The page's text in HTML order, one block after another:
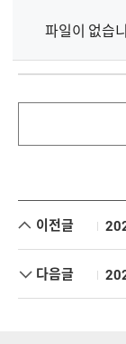
파일이 없습
이전글
다음글